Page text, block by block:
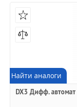
Найти аналоги
DX3 Дифф. автомат